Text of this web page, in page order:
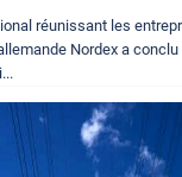
réunissant les
Nordex a